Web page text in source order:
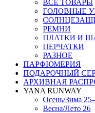
ВСЕ ТОВАРЫ
ГОЛОВНЫЕ
РЕМНИ
ПЛАТКИ И
ПЕРЧАТКИ
РАЗНОЕ
ПАРФЮМЕРИЯ
ПОДАРОЧНЫЙ
АРХИВНАЯ
YANA RUNWAY
Осень/Зима
Весна/Лето 26